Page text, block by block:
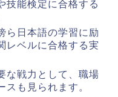
技能検定に合格する
ら日本語の学習に励
レベルに合格する実
な戦力として、職場
スも見られます。